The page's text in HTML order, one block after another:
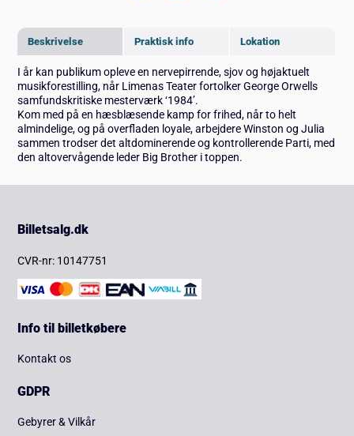
Beskrivelse Praktisk info Lokation
I år kan publikum opleve en nervepirrende, sjov og højaktuelt
musikforestilling, når Limenas Teater fortolker George Orwells
samfundskritiske mesterværk ‘1984’.
Kom med på en hæsblæsende kamp for frihed, når to helt
almindelige, og på overfladen loyale, arbejdere Winston og Julia
sammen trodser det altdominerende og kontrollerende Parti, med
den altovervågende leder Big Brother i toppen.
Billetsalg.dk
CVR-nr: 10147751
Info til billetkøbere
Kontakt os
GDPR
Gebyrer & Vilkår